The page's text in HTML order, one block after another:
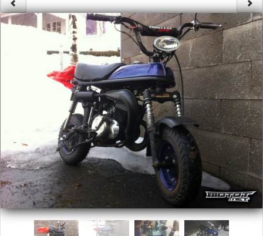
Säännöt ja ohjeet
Uudet ajoneuvot
Uudet kuvat
Uudet videot
Uudet kommentit
MYYDÄÄN
Osat
TIETOPANKKI
TAPAHTUMAT
MP15 kuvia
MP14 kuvia
MP13 kuvia
ACS 2015 kuvia
Lisää uusi tapahtuma